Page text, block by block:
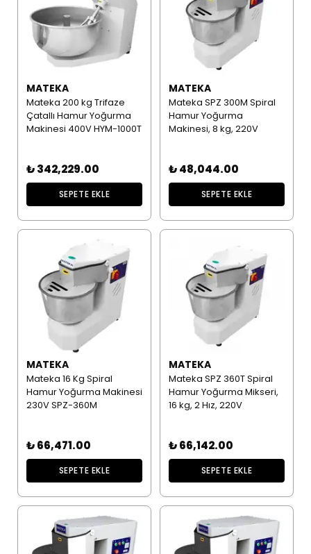
MATEKA
Mateka 200 kg Trifaze
Çatallı Hamur Yoğurma
Makinesi 400V HYM-1000T
₺ 342,229.00
SEPETE EKLE
MATEKA
Mateka SPZ 300M Spiral
Hamur Yoğurma
Makinesi, 8 kg, 220V
₺ 48,044.00
SEPETE EKLE
MATEKA
Mateka 16 Kg Spiral
Hamur Yoğurma Makinesi
230V SPZ-360M
₺ 66,471.00
SEPETE EKLE
MATEKA
Mateka SPZ 360T Spiral
Hamur Yoğurma Mikseri,
16 kg, 2 Hız, 220V
₺ 66,142.00
SEPETE EKLE